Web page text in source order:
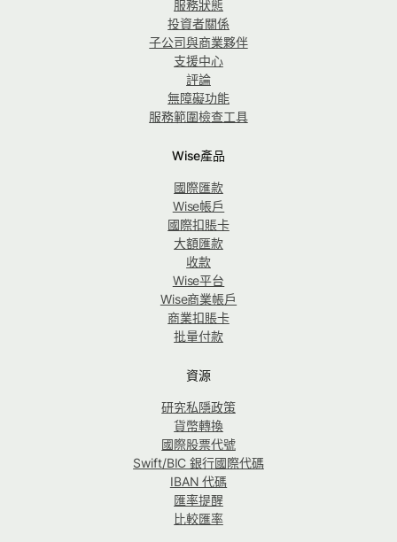
服務狀態
投資者關係
子公司與商業夥伴
支援中心
評論
無障礙功能
服務範圍檢查工具
Wise產品
國際匯款
Wise帳戶
國際扣賬卡
大額匯款
收款
Wise平台
Wise商業帳戶
商業扣賬卡
批量付款
資源
研究私隱政策
貨幣轉換
國際股票代號
Swift/BIC 銀行國際代碼
IBAN 代碼
匯率提醒
比較匯率